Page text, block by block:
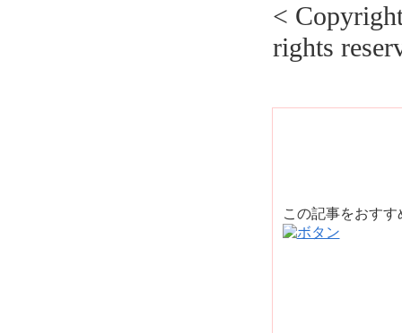
<
rights
この記事をおす